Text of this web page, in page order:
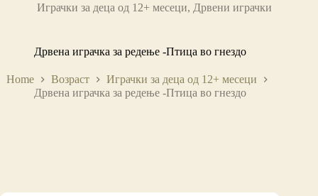
Играчки за деца од 12+ месеци, Дрвени играчки
Дрвена играчка за редење -Птица во гнездо
Home Возраст
Играчки за деца од 12+ месеци
Дрвена играчка за редење -Птица во гнездо